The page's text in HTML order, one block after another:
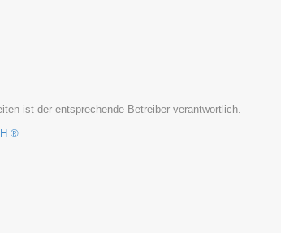
ist der entsprechende Betreiber verantwortlich.
®